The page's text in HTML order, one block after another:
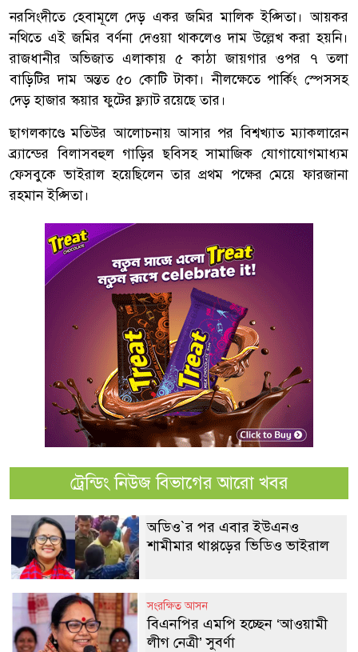
নরসিংদীতে হেবামূলে দেড় একর জমির মালিক ইপ্সিতা। আয়কর
নথিতে এই জমির বর্ণনা দেওয়া থাকলেও দাম উল্লেখ করা হয়নি।
রাজধানীর অভিজাত এলাকায় ৫ কাঠা জায়গার ওপর ৭ তলা
বাড়িটির দাম অন্তত ৫০ কোটি টাকা। নীলক্ষেতে পার্কিং স্পেসসহ
দেড় হাজার স্কয়ার ফুটের ফ্ল্যাট রয়েছে তার।
ছাগলকাণ্ডে মতিউর আলোচনায় আসার পর বিশ্বখ্যাত ম্যাকলারেন
ব্র্যান্ডের বিলাসবহুল গাড়ির ছবিসহ সামাজিক যোগাযোগমাধ্যম
ফেসবুকে ভাইরাল হয়েছিলেন তার প্রথম পক্ষের মেয়ে ফারজানা
রহমান ইপ্সিতা।
ট্রেন্ডিং নিউজ বিভাগের আরো খবর
অডিও‍‍`র পর এবার ইউএনও
শামীমার থাপ্পড়ের ভিডিও ভাইরাল
সংরক্ষিত আসন
বিএনপির এমপি হচ্ছেন ‘আওয়ামী
লীগ নেত্রী’ সুবর্ণা